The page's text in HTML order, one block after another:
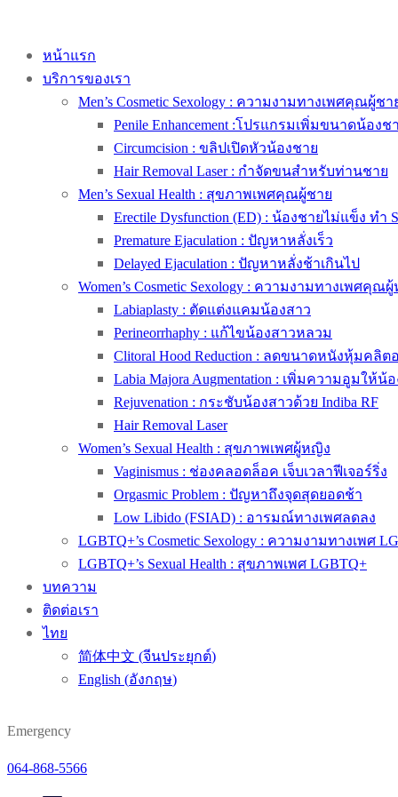
หน้าแรก
บริการของเรา
Men’s Cosmetic Sexology : ความงามทางเพศคุณผู้ชา
Penile Enhancement :โปรแกรมเพิ่มขนาดน้องช
Circumcision : ขลิปเปิดหัวน้องชาย
Hair Removal Laser : กำจัดขนสำหรับท่านชาย
Men’s Sexual Health : สุขภาพเพศคุณผู้ชาย
Erectile Dysfunction (ED) : น้องชายไม่แข็ง ทำ
Premature Ejaculation : ปัญหาหลั่งเร็ว
Delayed Ejaculation : ปัญหาหลั่งช้าเกินไป
Women’s Cosmetic Sexology : ความงามทางเพศคุณ
Labiaplasty : ตัดแต่งแคมน้องสาว
Perineorrhaphy : แก้ไขน้องสาวหลวม
Clitoral Hood Reduction : ลดขนาดหนังหุ้มคลิ
Labia Majora Augmentation : เพิ่มความอูมให้น้
Rejuvenation : กระชับน้องสาวด้วย Indiba RF
Hair Removal Laser
Women’s Sexual Health : สุขภาพเพศผู้หญิง
Vaginismus : ช่องคลอดล็อค เจ็บเวลาฟีเจอร์ริ่ง
Orgasmic Problem : ปัญหาถึงจุดสุดยอดช้า
Low Libido (FSIAD) : อารมณ์ทางเพศลดลง
LGBTQ+’s Cosmetic Sexology : ความงามทางเพศ
LGBTQ+’s Sexual Health : สุขภาพเพศ LGBTQ+
บทความ
ติดต่อเรา
ไทย
简体中文 (จีนประยุกต์)
English (อังกฤษ)
Emergency
064-868-5566